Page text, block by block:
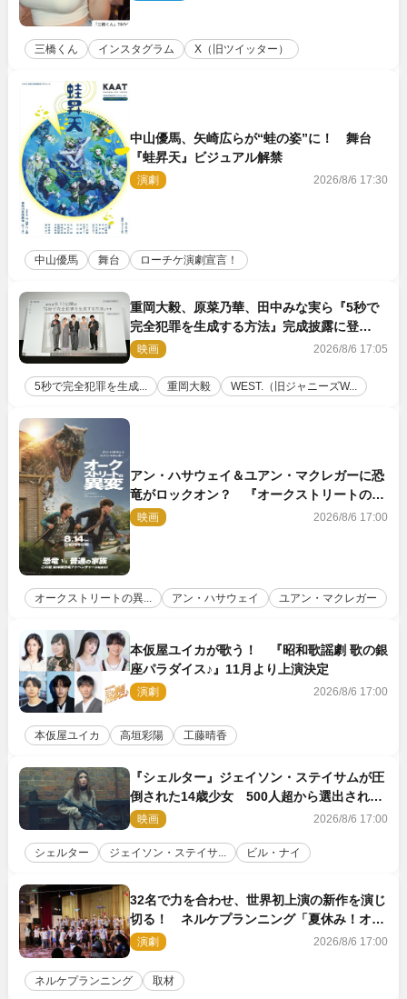
三橋くん インスタグラム X（旧ツイッター）
中山優馬、矢崎広らが“蛙の姿”に！ 舞台
『蛙昇天』ビジュアル解禁
演劇 2026/8/6 17:30
中山優馬 舞台 ローチケ演劇宣言！
重岡大毅、原菜乃華、田中みな実ら『5秒で
完全犯罪を生成する方法』完成披露に登
壇！ それぞれのAI活用術も発表
映画 2026/8/6 17:05
5秒で完全犯罪を生成... 重岡大毅 WEST.（旧ジャニーズW...
アン・ハサウェイ＆ユアン・マクレガーに恐
竜がロックオン？ 『オークストリートの異
変』新ビジュアル＆本編映像初解禁
映画 2026/8/6 17:00
オークストリートの異... アン・ハサウェイ ユアン・マクレガー
本仮屋ユイカが歌う！ 『昭和歌謡劇 歌の銀
座パラダイス♪』11月より上演決定
演劇 2026/8/6 17:00
本仮屋ユイカ 高垣彩陽 工藤晴香
『シェルター』ジェイソン・ステイサムが圧
倒された14歳少女 500人超から選出された
新鋭ボディ・レイ・ブレスナックとは
映画 2026/8/6 17:00
シェルター ジェイソン・ステイサ... ビル・ナイ
32名で力を合わせ、世界初上演の新作を演じ
切る！ ネルケプランニング「夏休み！オ
ン・ワークショップ2026」レポート【最終
日】
演劇 2026/8/6 17:00
ネルケプランニング 取材